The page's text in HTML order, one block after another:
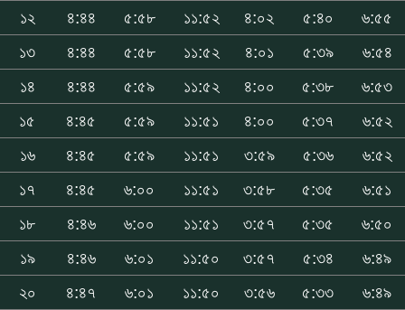
১২
৪:৪৪ ৫:৫৮ ১১:৫২ ৪:০২ ৫:৪০
৬:৫৫
১৩
৪:৪৪ ৫:৫৮ ১১:৫২ ৪:০১ ৫:৩৯
৬:৫৪
১৪
৪:৪৪ ৫:৫৯ ১১:৫২ ৪:০০ ৫:৩৮
৬:৫৩
১৫
৪:৪৫ ৫:৫৯ ১১:৫১ ৪:০০ ৫:৩৭
৬:৫২
১৬
৪:৪৫ ৫:৫৯ ১১:৫১ ৩:৫৯ ৫:৩৬
৬:৫২
১৭
৪:৪৫ ৬:০০ ১১:৫১ ৩:৫৮ ৫:৩৫
৬:৫১
১৮
৪:৪৬ ৬:০০ ১১:৫১ ৩:৫৭ ৫:৩৫
৬:৫০
১৯
৪:৪৬ ৬:০১ ১১:৫০ ৩:৫৭ ৫:৩৪
৬:৪৯
২০
৪:৪৭ ৬:০১ ১১:৫০ ৩:৫৬ ৫:৩৩
৬:৪৯